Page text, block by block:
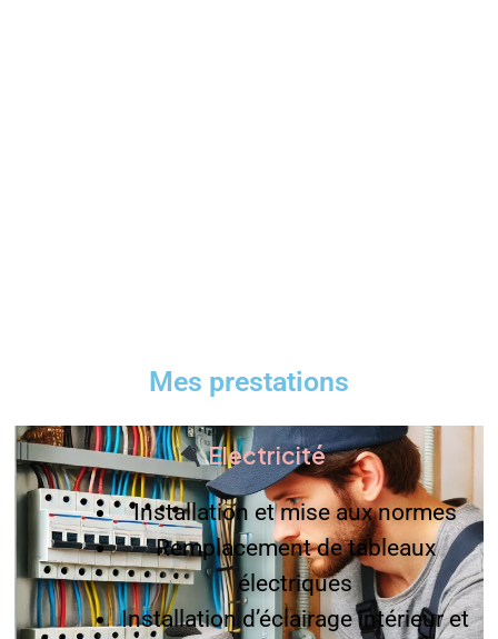
Mes prestations
Electricité
Installation et mise aux normes
Remplacement de tableaux
électriques
Installation d’éclairage intérieur et